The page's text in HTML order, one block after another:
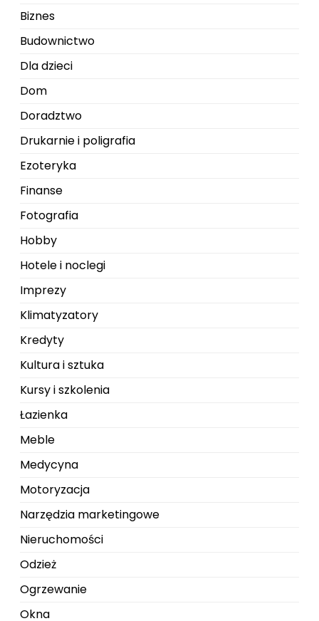
Biznes
Budownictwo
Dla dzieci
Dom
Doradztwo
Drukarnie i poligrafia
Ezoteryka
Finanse
Fotografia
Hobby
Hotele i noclegi
Imprezy
Klimatyzatory
Kredyty
Kultura i sztuka
Kursy i szkolenia
Łazienka
Meble
Medycyna
Motoryzacja
Narzędzia marketingowe
Nieruchomości
Odzież
Ogrzewanie
Okna